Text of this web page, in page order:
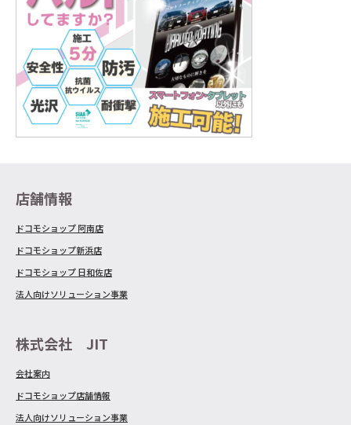
店舗情報
ドコモショップ 阿南店
ドコモショップ新浜店
ドコモショップ 日和佐店
法人向けソリューション事業
株式会社 JIT
会社案内
ドコモショップ店舗情報
法人向けソリューション事業